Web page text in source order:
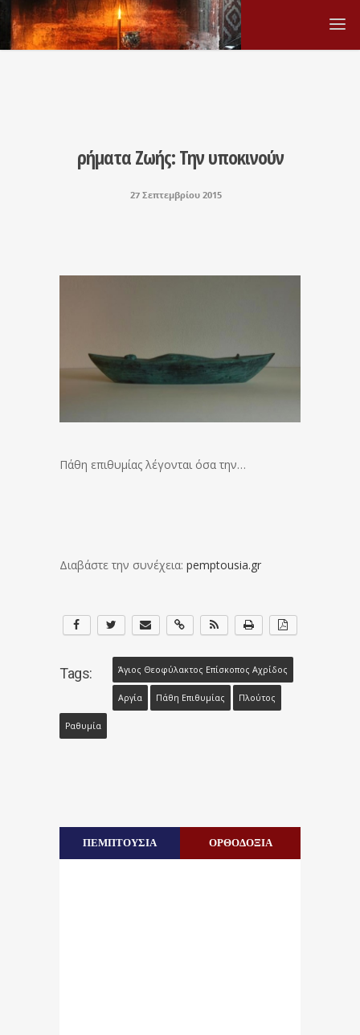
ρήματα Ζωής: Την υποκινούν
27 Σεπτεμβρίου 2015
Πάθη επιθυμίας λέγονται όσα την…
Διαβάστε την συνέχεια: pemptousia.gr
Tags: Άγιος Θεοφύλακτος Επίσκοπος Αχρίδος
Αργία Πάθη Επιθυμίας Πλούτος
Ραθυμία
ΠΕΜΠΤΟΥΣΙΑ ΟΡΘΟΔΟΞΙΑ